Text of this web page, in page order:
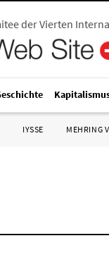
der Vierten
IYSSE MEHRING